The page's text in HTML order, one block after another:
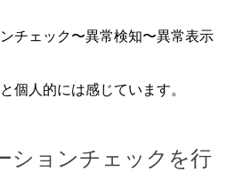
チェック〜異常検知〜異常表示
個人的には感じています。
ションチェックを行